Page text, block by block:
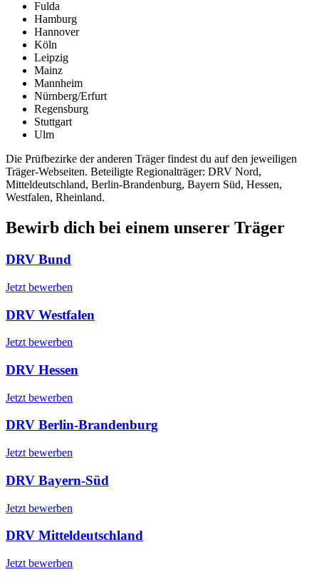
Fulda
Hamburg
Hannover
Köln
Leipzig
Mainz
Mannheim
Nürnberg/Erfurt
Regensburg
Stuttgart
Ulm
Die Prüfbezirke der anderen Träger findest du auf den jeweiligen
Träger-Webseiten. Beteiligte Regionalträger: DRV Nord,
Mitteldeutschland, Berlin-Brandenburg, Bayern Süd, Hessen,
Westfalen, Rheinland.
Bewirb dich bei einem unserer Träger
DRV Bund
Jetzt bewerben
DRV Westfalen
Jetzt bewerben
DRV Hessen
Jetzt bewerben
DRV Berlin-Brandenburg
Jetzt bewerben
DRV Bayern-Süd
Jetzt bewerben
DRV Mitteldeutschland
Jetzt bewerben